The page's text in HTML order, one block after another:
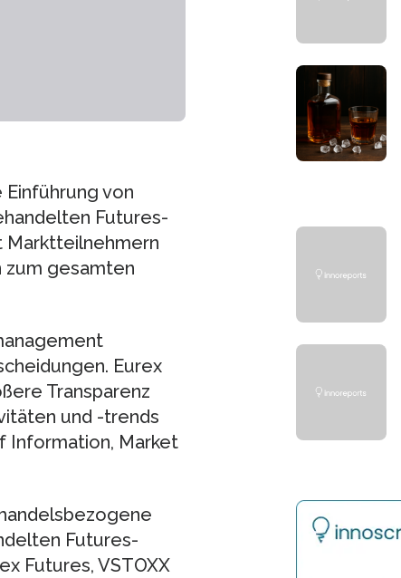
von
Futures-
Marktteilnehmern
gesamten
Eurex
Transparenz
und -trends
Information, Market
Futures-
Futures, VSTOXX